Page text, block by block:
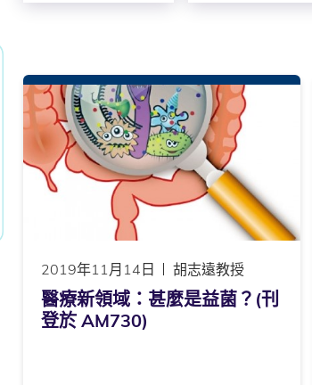
2019年11月14日 胡志遠教授
醫療新領域：甚麼是益菌？(刊
登於 AM730)